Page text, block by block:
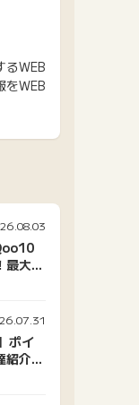
るWEB
をWEB
最大
ポイ
紹介キ